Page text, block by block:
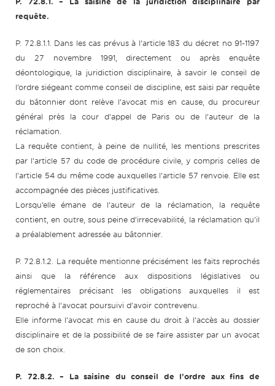
requête.
P. 72.8.1.1. Dans les cas prévus à l’article 183 du décret no 91-1197
du 27 novembre 1991, directement ou après enquête
déontologique, la juridiction disciplinaire, à savoir le conseil de
l’ordre siégeant comme conseil de discipline, est saisi par requête
du bâtonnier dont relève l’avocat mis en cause, du procureur
général près la cour d’appel de Paris ou de l’auteur de la
réclamation.
La requête contient, à peine de nullité, les mentions prescrites
par l’article 57 du code de procédure civile, y compris celles de
l’article 54 du même code auxquelles l’article 57 renvoie. Elle est
accompagnée des pièces justificatives.
Lorsqu’elle émane de l’auteur de la réclamation, la requête
contient, en outre, sous peine d’irrecevabilité, la réclamation qu’il
a préalablement adressée au bâtonnier.
P. 72.8.1.2. La requête mentionne précisément les faits reprochés
ainsi que la référence aux dispositions législatives ou
réglementaires précisant les obligations auxquelles il est
reproché à l’avocat poursuivi d’avoir contrevenu.
Elle informe l’avocat mis en cause du droit à l’accès au dossier
disciplinaire et de la possibilité de se faire assister par un avocat
de son choix.
P. 72.8.2.
– La saisine du conseil de l’ordre aux fins de